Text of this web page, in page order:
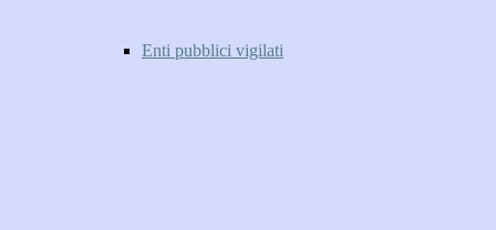
Enti pubblici vigilati